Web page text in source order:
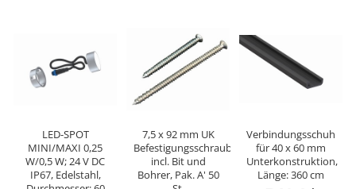
LED-SPOT
MINI/MAXI 0,25
W/0,5 W; 24 V DC
IP67, Edelstahl,
7,5 x 92 mm UK
Befestigungsschrauben
incl. Bit und
Bohrer, Pak. A' 50
Verbindungsschuh
für 40 x 60 mm
Unterkonstruktion,
Länge: 360 cm